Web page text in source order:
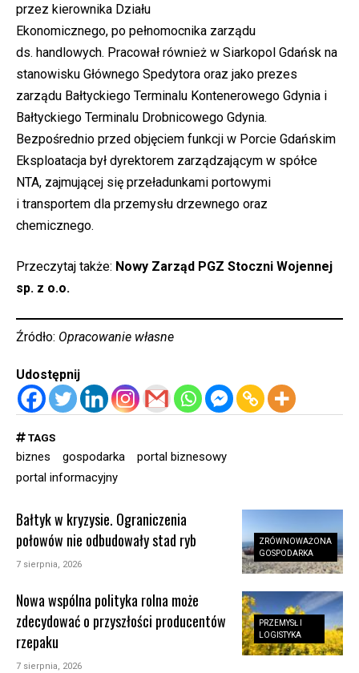
przez kierownika Działu
Ekonomicznego, po pełnomocnika zarządu
ds. handlowych. Pracował również w Siarkopol Gdańsk na
stanowisku Głównego Spedytora oraz jako prezes
zarządu Bałtyckiego Terminalu Kontenerowego Gdynia i
Bałtyckiego Terminalu Drobnicowego Gdynia.
Bezpośrednio przed objęciem funkcji w Porcie Gdańskim
Eksploatacja był dyrektorem zarządzającym w spółce
NTA, zajmującej się przeładunkami portowymi
i transportem dla przemysłu drzewnego oraz
chemicznego.
Przeczytaj także: Nowy Zarząd PGZ Stoczni Wojennej
sp. z o.o.
Źródło: Opracowanie własne
Udostępnij
TAGS
biznes gospodarka
portal biznesowy
portal informacyjny
ZRÓWNOWAŻONA
GOSPODARKA
Bałtyk w kryzysie. Ograniczenia
połowów nie odbudowały stad ryb
7 sierpnia, 2026
PRZEMYSŁ I
LOGISTYKA
Nowa wspólna polityka rolna może
zdecydować o przyszłości producentów
rzepaku
7 sierpnia, 2026